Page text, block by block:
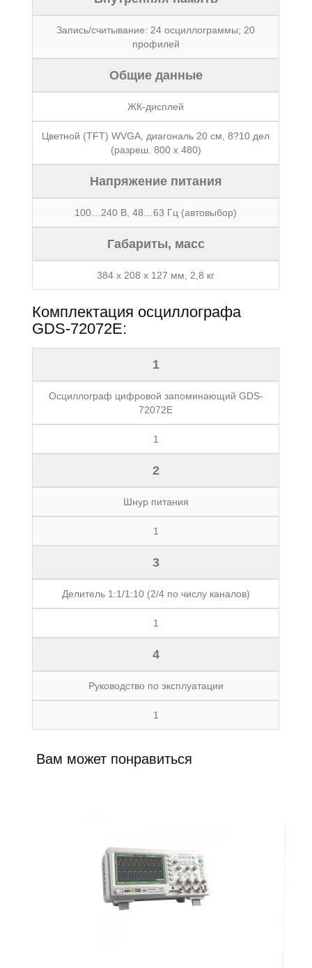
Запись/считывание: 24 осциллограммы; 20
профилей
Общие данные
ЖК-дисплей
Цветной (TFT) WVGA, диагональ 20 см, 8?10 дел
(разреш. 800 х 480)
Напряжение питания
100…240 В, 48…63 Гц (автовыбор)
Габариты, масс
384 х 208 х 127 мм, 2,8 кг
Комплектация осциллографа
GDS-72072E:
1
Осциллограф цифровой запоминающий GDS-
72072E
1
2
Шнур питания
1
3
Делитель 1:1/1:10 (2/4 по числу каналов)
1
4
Руководство по эксплуатации
1
Вам может понравиться